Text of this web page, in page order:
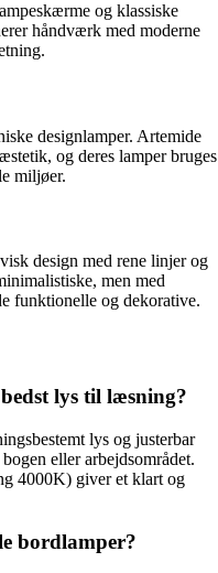
og klassiske
håndværk med moderne
designlamper. Artemide
og deres lamper bruges
miljøer.
design med rene linjer og
men med
funktionelle og dekorative.
lys til læsning?
lys og justerbar
eller arbejdsområdet.
4000K) giver et klart og
bordlamper?